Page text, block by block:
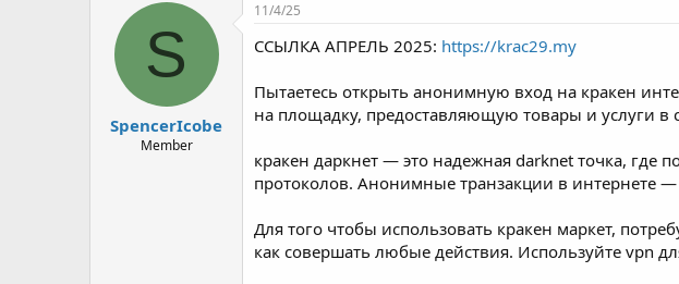
S
SpencerIcobe
Member
11/4/25
ССЫЛКА АПРЕЛЬ 2025: https://krac29.my
Пытаетесь открыть анонимную вход на кракен
на площадку, предоставляющую товары и услуги в
кракен даркнет — это надежная darknet точка,
протоколов. Анонимные транзакции в интернете —
Для того чтобы использовать кракен маркет,
как совершать любые действия. Используйте vpn